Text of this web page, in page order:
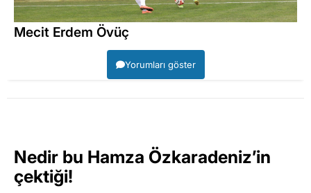
Mecit Erdem Övüç
Yorumları göster
Nedir bu Hamza Özkaradeniz’in
çektiği!